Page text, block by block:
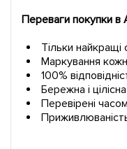
Переваги покупки в
Тільки найкращі
Маркування
100%
Бережна і
Перевірені